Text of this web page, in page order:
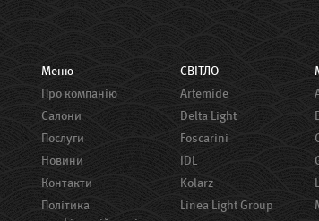
Меню
Про компанію
Салони
Послуги
Новини
Контакти
Політика
СВІТЛО
Artemide
Delta Light
Foscarini
IDL
Kolarz
Linea Light Group